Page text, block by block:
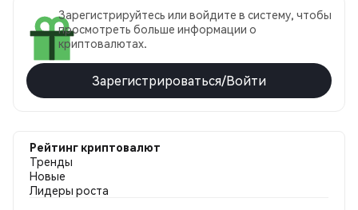
Зарегистрируйтесь или войдите в систему, чтобы
просмотреть больше информации о
криптовалютах.
Зарегистрироваться/Войти
Рейтинг криптовалют
Тренды
Новые
Лидеры роста